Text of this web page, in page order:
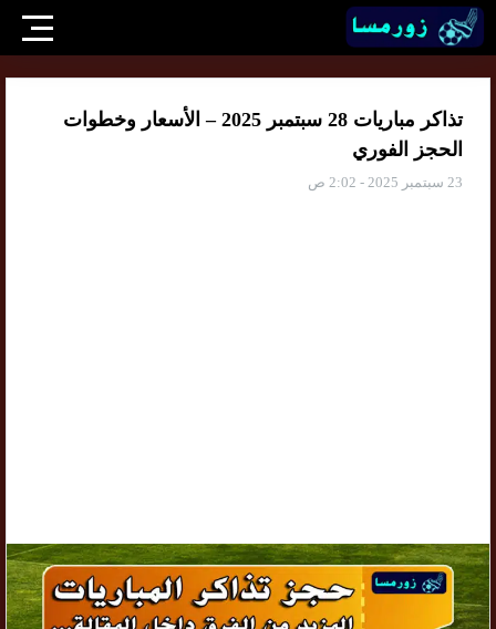
تذاكر مباريات 28 سبتمبر 2025 – الأسعار وخطوات
الحجز الفوري
23 سبتمبر 2025 - 2:02 ص